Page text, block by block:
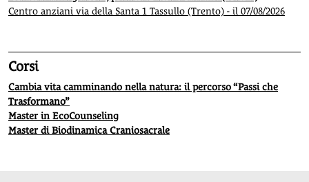
Centro anziani via della Santa 1 Tassullo (Trento) - il 07/08/2026
Corsi
Cambia vita camminando nella natura: il percorso “Passi che
Trasformano”
Master in EcoCounseling
Master di Biodinamica Craniosacrale